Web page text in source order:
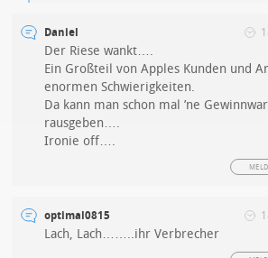
Daniel
Der Riese wankt….
Ein Großteil von Apples Kunden und
enormen Schwierigkeiten.
Da kann man schon mal ’ne
rausgeben….
Ironie off….
optimal0815
Lach, Lach……..ihr Verbrecher